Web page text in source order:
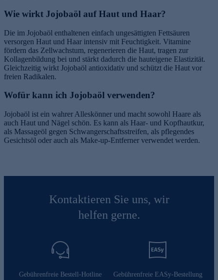
Wie wirkt Jojobaöl auf Haut und Haar?
Die im Jojobaöl enthaltenen einfach ungesättigten Fettsäuren
versorgen Haut und Haar intensiv mit Feuchtigkeit. Vitamine
fördern das Zellwachstum, regenerieren die Haut, tragen zur
Kollagenbildung bei und stärkt dadurch die hauteigene Elastizität.
Gleichzeitig wirkt Jojobaöl antioxidativ und schützt die Haut vor
freien Radikalen.
Wofür kann ich Jojobaöl verwenden?
Jojobaöl ist ein wahrer Alleskönner und macht sowohl Haare als
auch Haut und Nägel schön. Es kann als Haar- und Kopfhautkur,
als Massageöl gegen Schwangerschaftsstreifen, als pflegendes
Gesichtsöl oder auch als Make-up-Entferner verwendet werden.
Kontaktieren Sie uns, wir
helfen gerne.
Gebührenfreie Bestell-Hotline Gebührenfreie EASy-Bestellung